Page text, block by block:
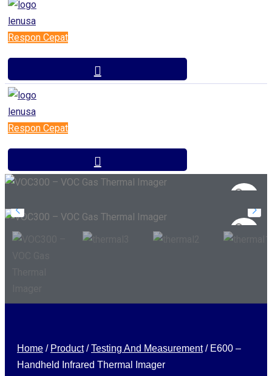
Respon Cepat
Respon Cepat
Home / Product/Testing And Measurement/ E600 –
Handheld Infrared Thermal Imager